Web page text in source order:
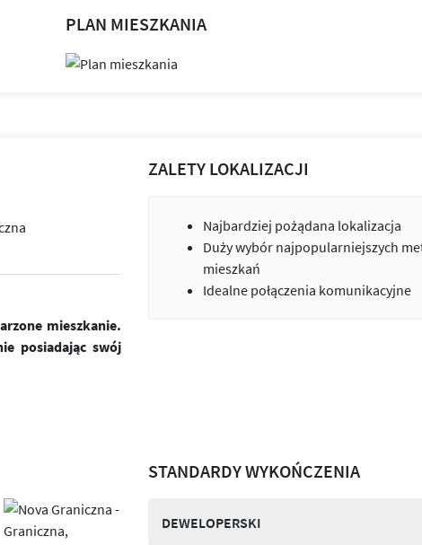
PLAN MIESZKANIA
mieszkanie.
posiadając swój
ZALETY LOKALIZACJI
Najbardziej pożądana lokalizacja
Duży wybór najpopularniejszych
mieszkań
Idealne połączenia komunikacyjne
STANDARDY WYKOŃCZENIA
DEWELOPERSKI